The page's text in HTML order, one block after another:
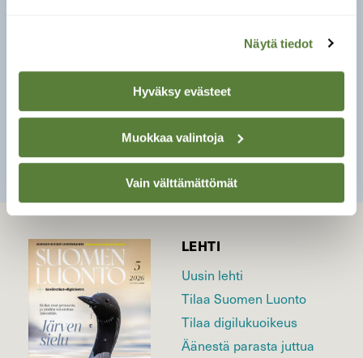
Näytä tiedot
Hyväksy evästeet
Muokkaa valintoja
Vain välttämättömät
Avoimien kasvupaikkojen kasvina voi
SULJE
LEHTI
Uusin lehti
Tilaa Suomen Luonto
Tilaa digilukuoikeus
Äänestä parasta juttua